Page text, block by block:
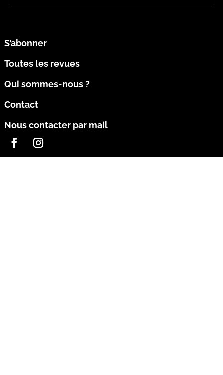
S’abonner
Toutes les revues
Qui sommes-nous ?
Contact
Nous contacter par mail